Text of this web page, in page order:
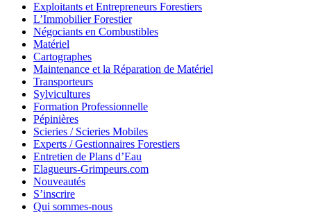
Exploitants et Entrepreneurs Forestiers
L’Immobilier Forestier
Négociants en Combustibles
Matériel
Cartographes
Maintenance et la Réparation de Matériel
Transporteurs
Sylvicultures
Formation Professionnelle
Pépinières
Scieries / Scieries Mobiles
Experts / Gestionnaires Forestiers
Entretien de Plans d’Eau
Elagueurs-Grimpeurs.com
Nouveautés
S’inscrire
Qui sommes-nous